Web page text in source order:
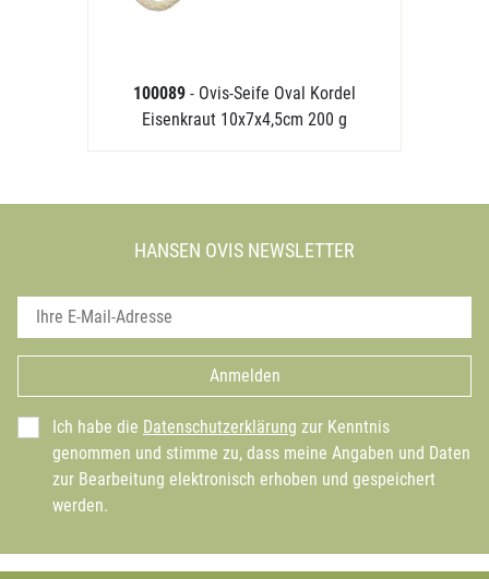
100089 - Ovis-Seife Oval Kordel
Eisenkraut 10x7x4,5cm 200 g
HANSEN OVIS NEWSLETTER
Anmelden
Ich habe die Datenschutzerklärung zur Kenntnis
genommen und stimme zu, dass meine Angaben und Daten
zur Bearbeitung elektronisch erhoben und gespeichert
werden.